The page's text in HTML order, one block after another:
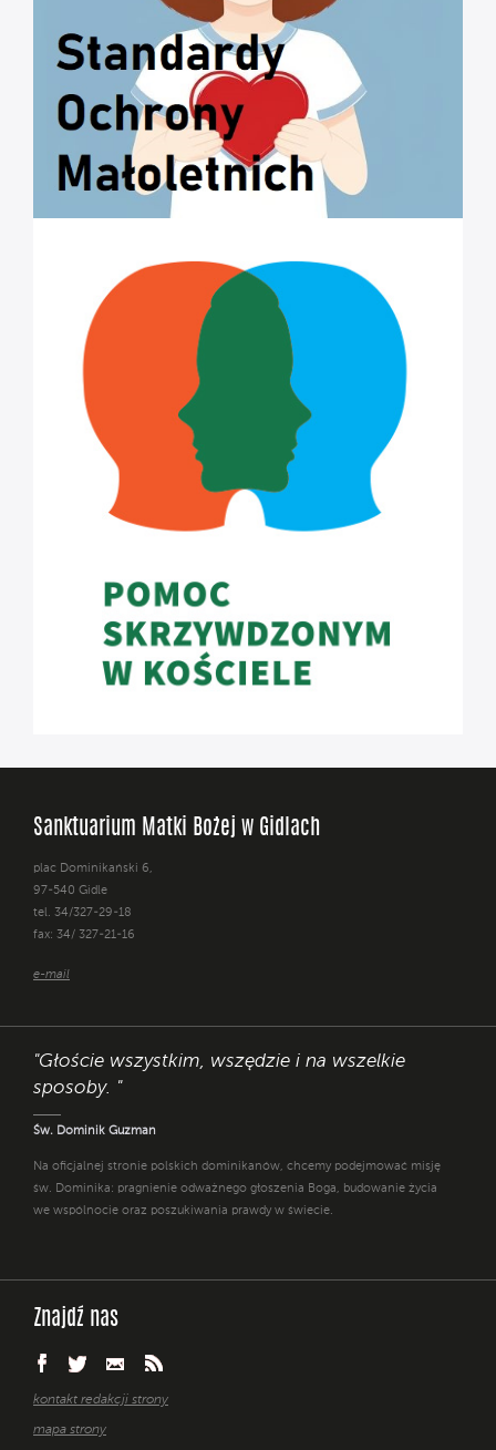
Sanktuarium Matki Bożej w Gidlach
plac Dominikański 6,
97-540 Gidle
tel. 34/327-29-18
fax: 34/ 327-21-16
e-mail
"Głoście wszystkim, wszędzie i na wszelkie
sposoby. "
Św. Dominik Guzman
Na oficjalnej stronie polskich dominikanów, chcemy podejmować misję
św. Dominika: pragnienie odważnego głoszenia Boga, budowanie życia
we wspólnocie oraz poszukiwania prawdy w świecie.
Znajdź nas
kontakt redakcji strony
mapa strony